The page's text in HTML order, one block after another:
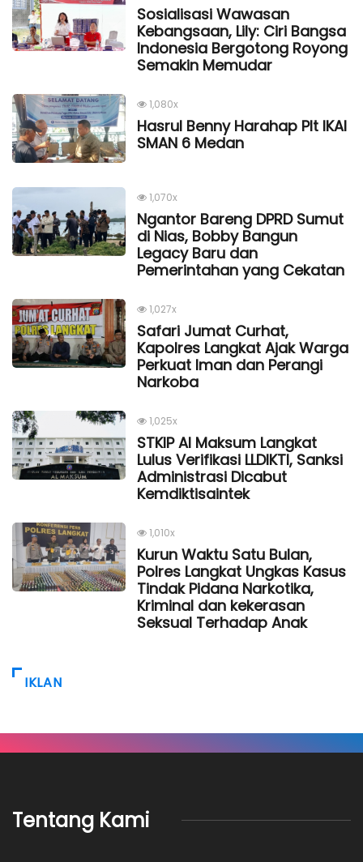
Sosialisasi Wawasan
Kebangsaan, Lily: Ciri Bangsa
Indonesia Bergotong Royong
Semakin Memudar
1,080x
Hasrul Benny Harahap Plt IKAl
SMAN 6 Medan
1,070x
Ngantor Bareng DPRD Sumut
di Nias, Bobby Bangun
Legacy Baru dan
Pemerintahan yang Cekatan
1,027x
Safari Jumat Curhat,
Kapolres Langkat Ajak Warga
Perkuat Iman dan Perangi
Narkoba
1,025x
STKIP Al Maksum Langkat
Lulus Verifikasi LLDIKTI, Sanksi
Administrasi Dicabut
Kemdiktisaintek
1,010x
Kurun Waktu Satu Bulan,
Polres Langkat Ungkas Kasus
Tindak Pidana Narkotika,
Kriminal dan kekerasan
Seksual Terhadap Anak
IKLAN
Tentang Kami